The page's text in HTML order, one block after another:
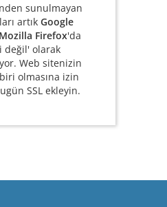
sunulmayan
artık Google
Mozilla Firefox'da
değil' olarak
Web sitenizin
olmasına izin
SSL ekleyin.